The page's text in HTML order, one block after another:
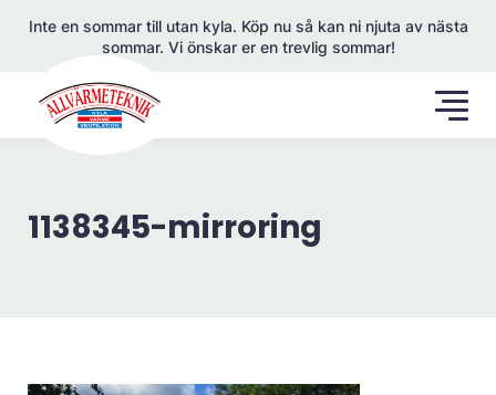
Inte en sommar till utan kyla. Köp nu så kan ni njuta av nästa
sommar. Vi önskar er en trevlig sommar!
1138345-mirroring